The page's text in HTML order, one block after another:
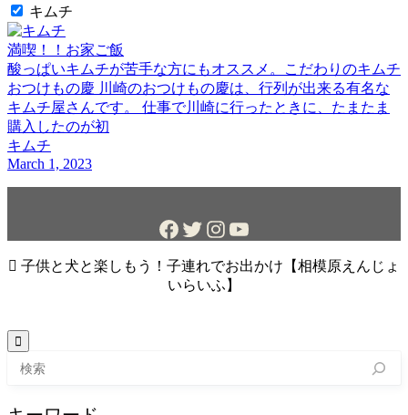
キムチ
満喫！！お家ご飯
酸っぱいキムチが苦手な方にもオススメ。こだわりのキムチ
おつけもの慶 川崎のおつけもの慶は、行列が出来る有名な
キムチ屋さんです。 仕事で川崎に行ったときに、たまたま
購入したのが初
キムチ
March 1, 2023
Facebook
TwitterInstagramYouTube
 子供と犬と楽しもう！子連れでお出かけ【相模原えんじょ
いらいふ】
